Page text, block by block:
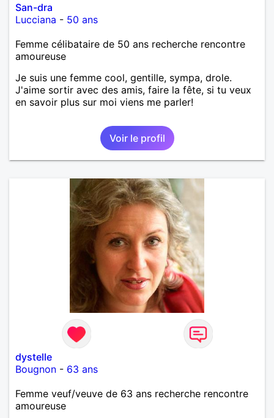
San-dra
Lucciana - 50 ans
Femme célibataire de 50 ans recherche rencontre
amoureuse
Je suis une femme cool, gentille, sympa, drole.
J'aime sortir avec des amis, faire la fête, si tu veux
en savoir plus sur moi viens me parler!
Voir le profil
dystelle
Bougnon - 63 ans
Femme veuf/veuve de 63 ans recherche rencontre
amoureuse